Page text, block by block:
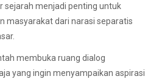
sejarah menjadi penting untuk
masyarakat dari narasi separatis
membuka ruang dialog
yang ingin menyampaikan aspirasi